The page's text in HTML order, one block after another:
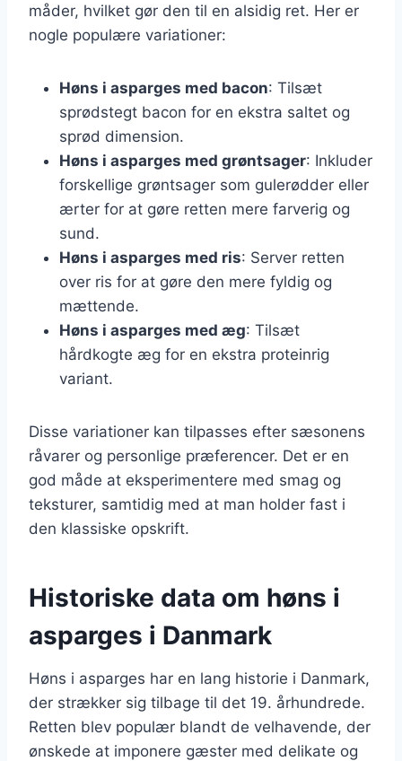
måder, hvilket gør den til en alsidig ret. Her er
nogle populære variationer:
Høns i asparges med bacon: Tilsæt
sprødstegt bacon for en ekstra saltet og
sprød dimension.
Høns i asparges med grøntsager: Inkluder
forskellige grøntsager som gulerødder eller
ærter for at gøre retten mere farverig og
sund.
Høns i asparges med ris: Server retten
over ris for at gøre den mere fyldig og
mættende.
Høns i asparges med æg: Tilsæt
hårdkogte æg for en ekstra proteinrig
variant.
Disse variationer kan tilpasses efter sæsonens
råvarer og personlige præferencer. Det er en
god måde at eksperimentere med smag og
teksturer, samtidig med at man holder fast i
den klassiske opskrift.
Historiske data om høns i
asparges i Danmark
Høns i asparges har en lang historie i Danmark,
der strækker sig tilbage til det 19. århundrede.
Retten blev populær blandt de velhavende, der
ønskede at imponere gæster med delikate og